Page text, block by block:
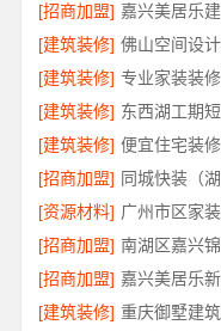
[招商加盟] 嘉兴美居乐
[建筑装修] 佛山空间设
[建筑装修] 专业家装装
[建筑装修] 东西湖工期
[建筑装修]
[招商加盟]
[资源材料] 广州市区家
[招商加盟] 南湖区嘉兴
[招商加盟] 嘉兴美居乐
[建筑装修]